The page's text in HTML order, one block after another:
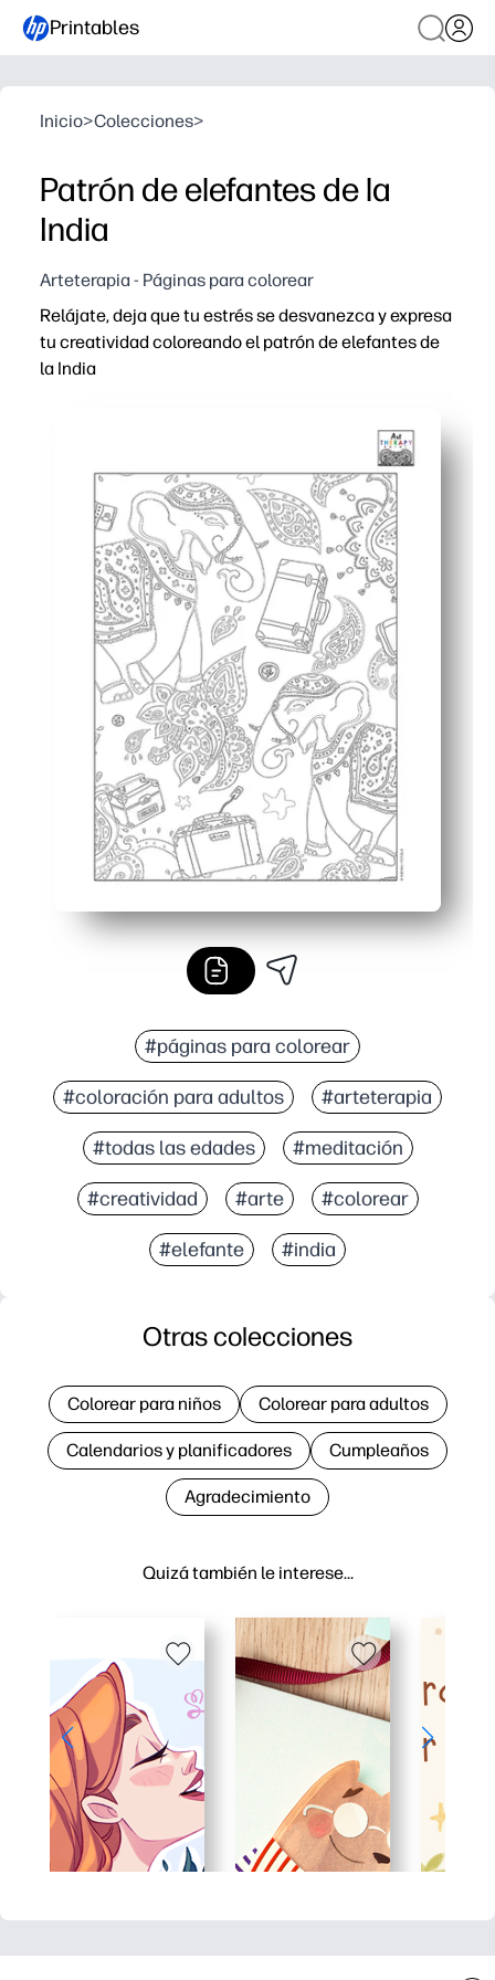
Printables
Inicio>Colecciones>
Patrón de elefantes de la
India
Arteterapia - Páginas para colorear
Relájate, deja que tu estrés se desvanezca y expresa
tu creatividad coloreando el patrón de elefantes de
la India
#páginas para colorear
#coloración para adultos #arteterapia
#todas las edades #meditación
#creatividad #arte #colorear
#elefante #india
Quizá también le interese…
Otras colecciones
Colorear para niños Colorear para adultos
Calendarios y planificadores Cumpleaños
Agradecimiento